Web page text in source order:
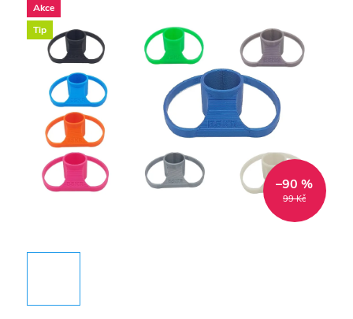
Akce
Tip
99 Kč
–90 %